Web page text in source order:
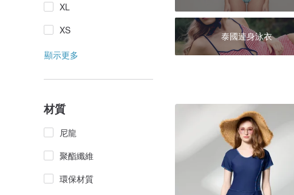
XL
XS
顯示更多
材質
尼龍
聚酯纖維
環保材質
泰國連身泳衣